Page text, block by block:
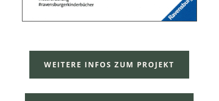
WEITERE INFOS ZUM PROJEKT